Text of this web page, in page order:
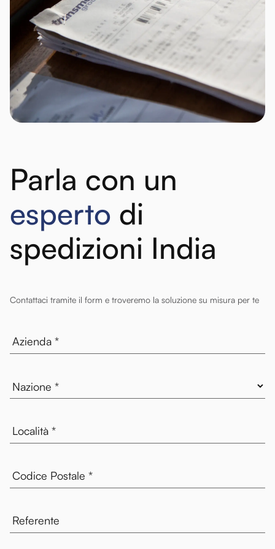
Parla con un
esperto di
spedizioni India
Contattaci tramite il form e troveremo la soluzione su misura per te